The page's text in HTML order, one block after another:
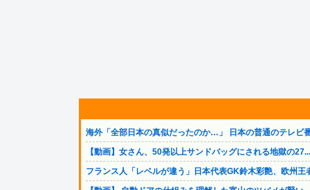
海外「全部日本の真似だったのか…」 日本の普通のテレビ
【動画】女さん、50発以上サンドバッグにされる地獄の27...
フランス人「レベルが違う」日本代表GK鈴木彩艶、欧州王